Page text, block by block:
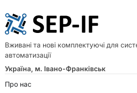
Вживані та нові комплектуючі для
автоматизації
Україна, м. Івано-Франківськ
Про нас